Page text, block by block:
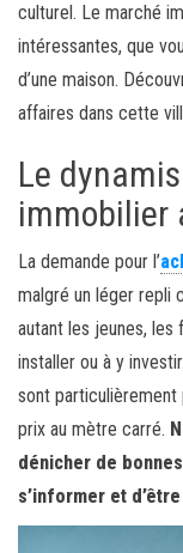
culturel. Le marché
intéressantes, que
d’une maison.
affaires dans cette
Le
immobilier
La demande pour l’
malgré un léger repli
autant les jeunes, les
installer ou à y
sont particulièrement
prix au mètre carré.
dénicher de
s’informer et